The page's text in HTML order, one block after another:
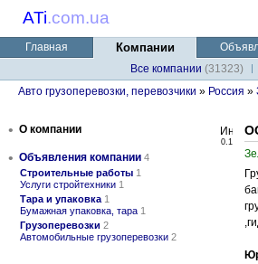
ATi.com.ua
Главная Компании
Все компании (31323)
Авто грузоперевозки, перевозчики » Россия »
• О компании
• Объявления компании 4
Строительные работы 1
Услуги стройтехники 1
Тара и упаковка 1
Бумажная упаковка, тара 1
Грузоперевозки 2
Автомобильные грузоперевозки 2
0.1